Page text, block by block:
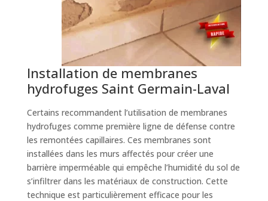
Installation de membranes
hydrofuges Saint Germain-Laval
Certains recommandent l’utilisation de membranes
hydrofuges comme première ligne de défense contre
les remontées capillaires. Ces membranes sont
installées dans les murs affectés pour créer une
barrière imperméable qui empêche l’humidité du sol de
s’infiltrer dans les matériaux de construction. Cette
technique est particulièrement efficace pour les